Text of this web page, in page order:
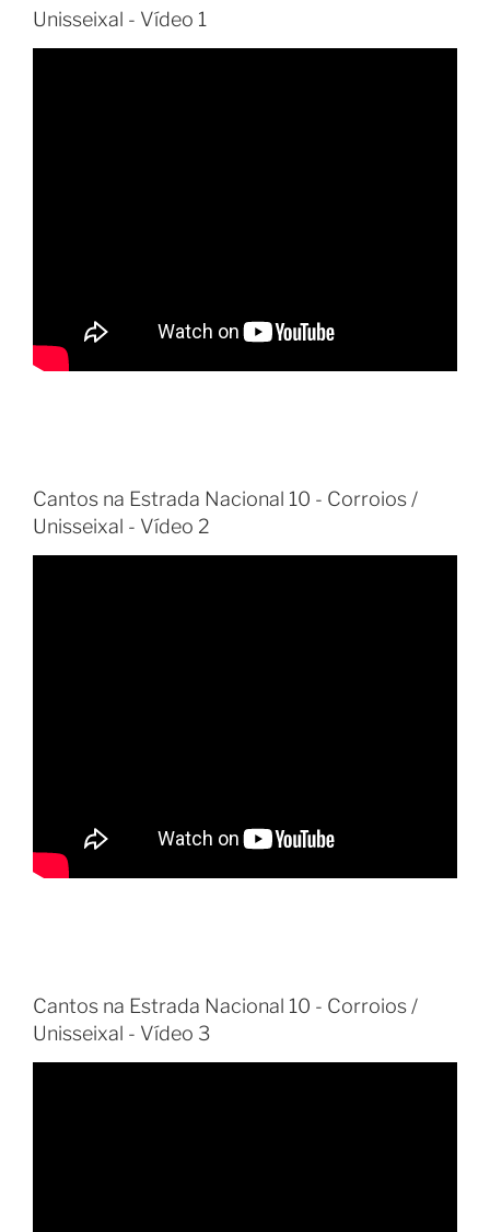
Unisseixal - Vídeo 1
Cantos na Estrada Nacional 10 - Corroios /
Unisseixal - Vídeo 2
Cantos na Estrada Nacional 10 - Corroios /
Unisseixal - Vídeo 3